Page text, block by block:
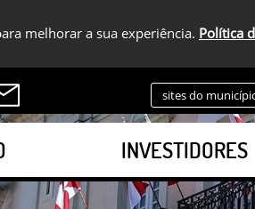
melhorar a sua experiência. Política
sites do
INVESTIDORES